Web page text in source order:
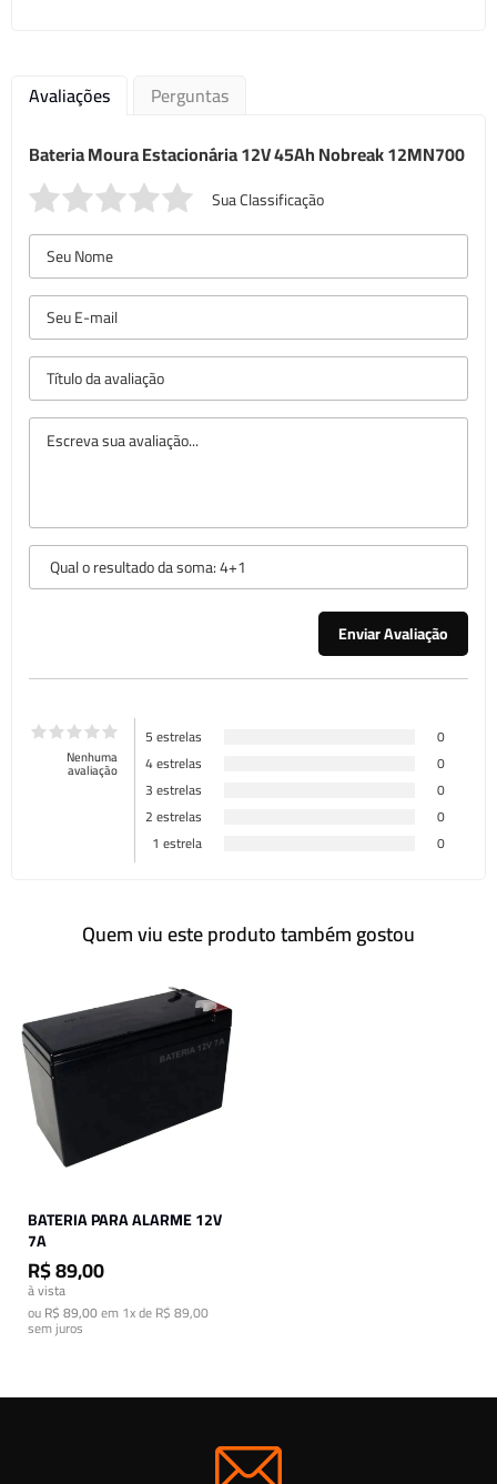
Avaliações
Perguntas
Bateria Moura Estacionária 12V 45Ah Nobreak 12MN700
Sua Classificação
Nenhuma
avaliação
5 estrelas
0
4 estrelas
0
3 estrelas
0
2 estrelas
0
1 estrela
0
Quem viu este produto também gostou
BATERIA PARA ALARME 12V
7A
R$ 89,00
à vista
ouR$ 89,00em1x de R$ 89,00
sem juros